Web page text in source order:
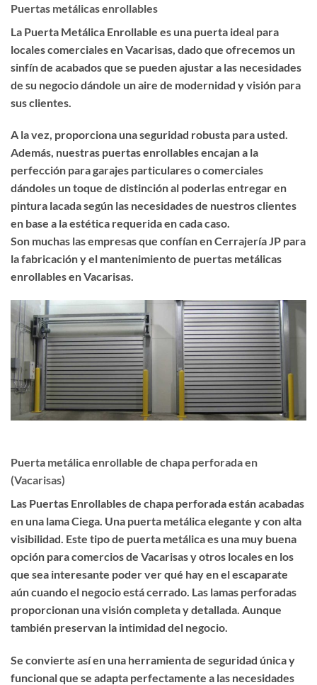
Puertas metálicas enrollables
La Puerta Metálica Enrollable es una puerta ideal para
locales comerciales en Vacarisas, dado que ofrecemos un
sinfín de acabados que se pueden ajustar a las necesidades
de su negocio dándole un aire de modernidad y visión para
sus clientes.
A la vez, proporciona una seguridad robusta para usted.
Además, nuestras puertas enrollables encajan a la
perfección para garajes particulares o comerciales
dándoles un toque de distinción al poderlas entregar en
pintura lacada según las necesidades de nuestros clientes
en base a la estética requerida en cada caso.
Son muchas las empresas que confían en Cerrajería JP para
la fabricación y el mantenimiento de puertas metálicas
enrollables en Vacarisas.
Puerta metálica enrollable de chapa perforada en
(Vacarisas)
Las Puertas Enrollables de chapa perforadaestán acabadas
en una lama Ciega. Una puerta metálicaelegante y conalta
visibilidad. Este tipo de puerta metálica es una muy buena
opción para comercios de Vacarisas y otros locales en los
que sea interesante poder ver qué hay en el escaparate
aún cuando el negocio está cerrado. Las lamas perforadas
proporcionan una visión completa y detallada. Aunque
también preservan la intimidad del negocio.
Se convierte así en una herramienta de seguridad única y
funcional que se adapta perfectamente a las necesidades